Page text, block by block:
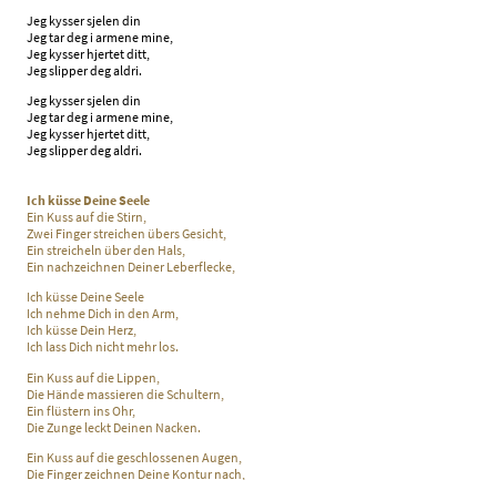
Jeg kysser sjelen din
Jeg tar deg i armene mine,
Jeg kysser hjertet ditt,
Jeg slipper deg aldri.
Jeg kysser sjelen din
Jeg tar deg i armene mine,
Jeg kysser hjertet ditt,
Jeg slipper deg aldri.
Ich küsse Deine Seele
Ein Kuss auf die Stirn,
Zwei Finger streichen übers Gesicht,
Ein streicheln über den Hals,
Ein nachzeichnen Deiner Leberflecke,
Ich küsse Deine Seele
Ich nehme Dich in den Arm,
Ich küsse Dein Herz,
Ich lass Dich nicht mehr los.
Ein Kuss auf die Lippen,
Die Hände massieren die Schultern,
Ein flüstern ins Ohr,
Die Zunge leckt Deinen Nacken.
Ein Kuss auf die geschlossenen Augen,
Die Finger zeichnen Deine Kontur nach,